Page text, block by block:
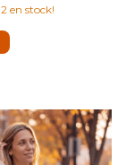
2 en stock!